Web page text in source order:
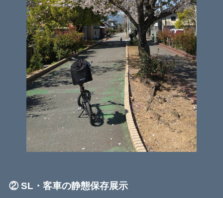
② SL・客車の静態保存展示